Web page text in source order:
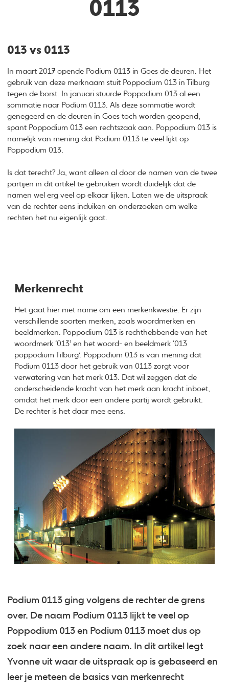
0113
013 vs 0113
In maart 2017 opende Podium 0113 in Goes de deuren. Het
gebruik van deze merknaam stuit Poppodium 013 in Tilburg
tegen de borst. In januari stuurde Poppodium 013 al een
sommatie naar Podium 0113. Als deze sommatie wordt
genegeerd en de deuren in Goes toch worden geopend,
spant Poppodium 013 een rechtszaak aan. Poppodium 013 is
namelijk van mening dat Podium 0113 te veel lijkt op
Poppodium 013.
Is dat terecht? Ja, want alleen al door de namen van de twee
partijen in dit artikel te gebruiken wordt duidelijk dat de
namen wel erg veel op elkaar lijken. Laten we de uitspraak
van de rechter eens induiken en onderzoeken om welke
rechten het nu eigenlijk gaat.
Merkenrecht
Het gaat hier met name om een merkenkwestie. Er zijn
verschillende soorten merken, zoals woordmerken en
beeldmerken. Poppodium 013 is rechthebbende van het
woordmerk ‘013’ en het woord- en beeldmerk ‘013
poppodium Tilburg’. Poppodium 013 is van mening dat
Podium 0113 door het gebruik van 0113 zorgt voor
verwatering van het merk 013. Dat wil zeggen dat de
onderscheidende kracht van het merk aan kracht inboet,
omdat het merk door een andere partij wordt gebruikt.
De rechter is het daar mee eens.
Podium 0113 ging volgens de rechter de grens
over. De naam Podium 0113 lijkt te veel op
Poppodium 013 en Podium 0113 moet dus op
zoek naar een andere naam. In dit artikel legt
Yvonne uit waar de uitspraak op is gebaseerd en
leer je meteen de basics van merkenrecht